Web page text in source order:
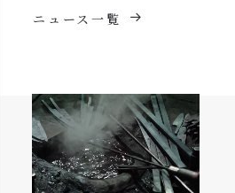
ニュース一覧